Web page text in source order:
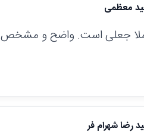
معظمی
جعلی است. واضح و مشخص
رضا شهرام فر